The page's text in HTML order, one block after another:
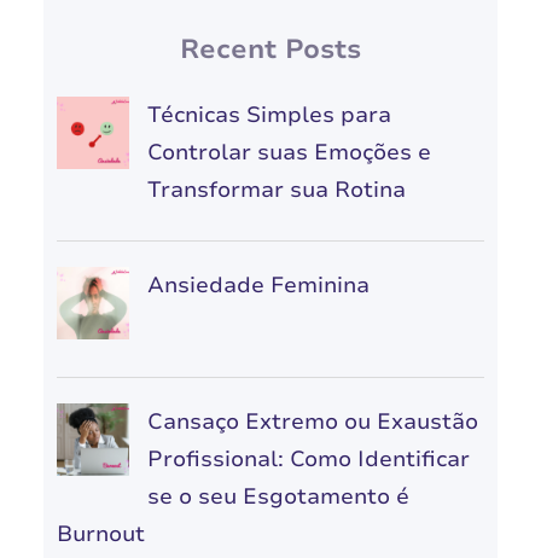
Recent Posts
Técnicas Simples para
Controlar suas Emoções e
Transformar sua Rotina
Ansiedade Feminina
Cansaço Extremo ou Exaustão
Profissional: Como Identificar
se o seu Esgotamento é
Burnout